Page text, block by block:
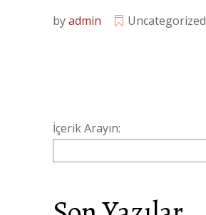
byadmin Uncategorized
İçerik Arayın: